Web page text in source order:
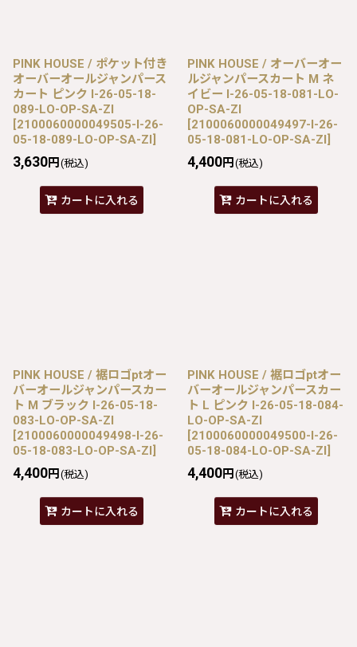
PINK HOUSE / ポケット付き
オーバーオールジャンパース
カート ピンク I-26-05-18-
089-LO-OP-SA-ZI
[2100060000049505-I-26-
05-18-089-LO-OP-SA-ZI]
3,630円 (税込)
カートに入れる
PINK HOUSE / オーバーオー
ルジャンパースカート M ネ
イビー I-26-05-18-081-LO-
OP-SA-ZI
[2100060000049497-I-26-
05-18-081-LO-OP-SA-ZI]
4,400円 (税込)
カートに入れる
PINK HOUSE / 裾ロゴptオー
バーオールジャンパースカー
ト M ブラック I-26-05-18-
083-LO-OP-SA-ZI
[2100060000049498-I-26-
05-18-083-LO-OP-SA-ZI]
4,400円 (税込)
カートに入れる
PINK HOUSE / 裾ロゴptオー
バーオールジャンパースカー
ト L ピンク I-26-05-18-084-
LO-OP-SA-ZI
[2100060000049500-I-26-
05-18-084-LO-OP-SA-ZI]
4,400円 (税込)
カートに入れる